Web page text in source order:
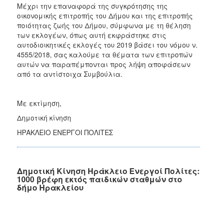
Μέχρι την επαναφορά της συγκρότησης της
οικονομικής επιτροπής του Δήμου και της επιτροπής
ποιότητας ζωής του Δήμου, σύμφωνα με τη θέληση
των εκλογέων, όπως αυτή εκφράστηκε στις
αυτοδιοικητικές εκλογές του 2019 βάσει του νόμου ν.
4555/2018, σας καλούμε τα θέματα των επιτροπών
αυτών να παραπέμπονται προς λήψη αποφάσεων
από τα αντίστοιχα Συμβούλια.
Με εκτίμηση,
Δημοτική κίνηση
ΗΡΑΚΛΕΙΟ ΕΝΕΡΓΟΙ ΠΟΛΙΤΕΣ
Δημοτική Κίνηση Ηράκλειο Ενεργοί Πολίτες:
1000 βρέφη εκτός παιδικών σταθμών στο
δήμο Ηρακλείου